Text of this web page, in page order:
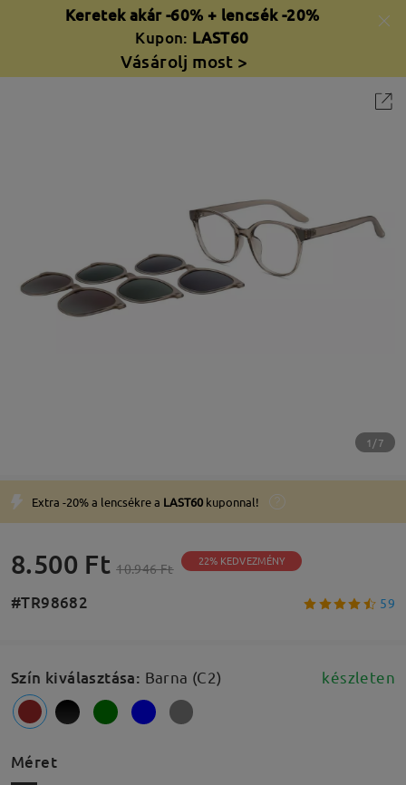
Keretek akár -60% + lencsék -20%
Kupon: LAST60
Vásárolj most >
1/7
Extra -20% a lencsékre a LAST60 kuponnal!
8.500 Ft 10.946 Ft 22% KEDVEZMÉNY
#TR98682 59
Szín kiválasztása: Barna (C2) készleten
Méret